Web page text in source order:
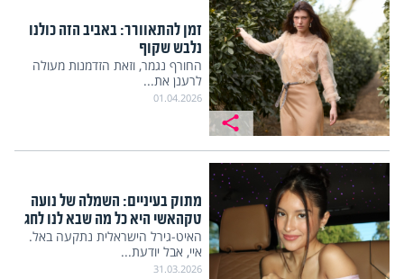
זמן להתאוורר: באביב הזה כולנו
נלבש שקוף
החורף נגמר, וזאת הזדמנות מעולה
לרענן את...
01.04.2026
מתוק בעיניים: השמלה של נועה
טקהאשי היא כל מה שבא לנו לחג
האיט-גירל הישראלית נתקעה באל.
איי, אבל יודעת...
31.03.2026